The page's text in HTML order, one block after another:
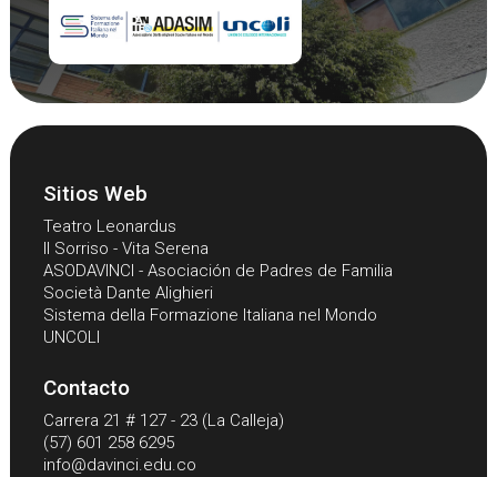
Sitios Web
Teatro Leonardus
Il Sorriso - Vita Serena
ASODAVINCI - Asociación de Padres de Familia
Società Dante Alighieri
Sistema della Formazione Italiana nel Mondo
UNCOLI
Contacto
Carrera 21 # 127 - 23 (La Calleja)
(57) 601 258 6295
info@davinci.edu.co